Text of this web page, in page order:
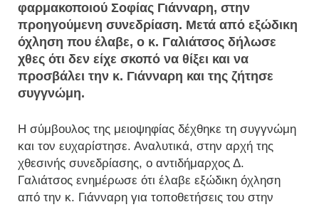
φαρμακοποιού Σοφίας Γιάνναρη, στην
προηγούμενη συνεδρίαση. Μετά από εξώδικη
όχληση που έλαβε, ο κ. Γαλιάτσος δήλωσε
χθες ότι δεν είχε σκοπό να θίξει και να
προσβάλει την κ. Γιάνναρη και της ζήτησε
συγγνώμη.
Η σύμβουλος της μειοψηφίας δέχθηκε τη συγγνώμη
και τον ευχαρίστησε. Αναλυτικά, στην αρχή της
χθεσινής συνεδρίασης, ο αντιδήμαρχος Δ.
Γαλιάτσος ενημέρωσε ότι έλαβε εξώδικη όχληση
από την κ. Γιάνναρη για τοποθετήσεις του στην